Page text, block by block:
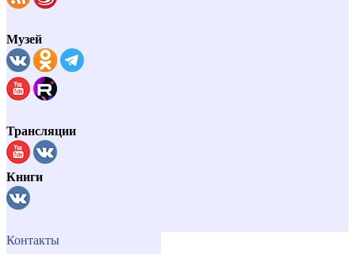
Музей
Трансляции
Книги
Контакты